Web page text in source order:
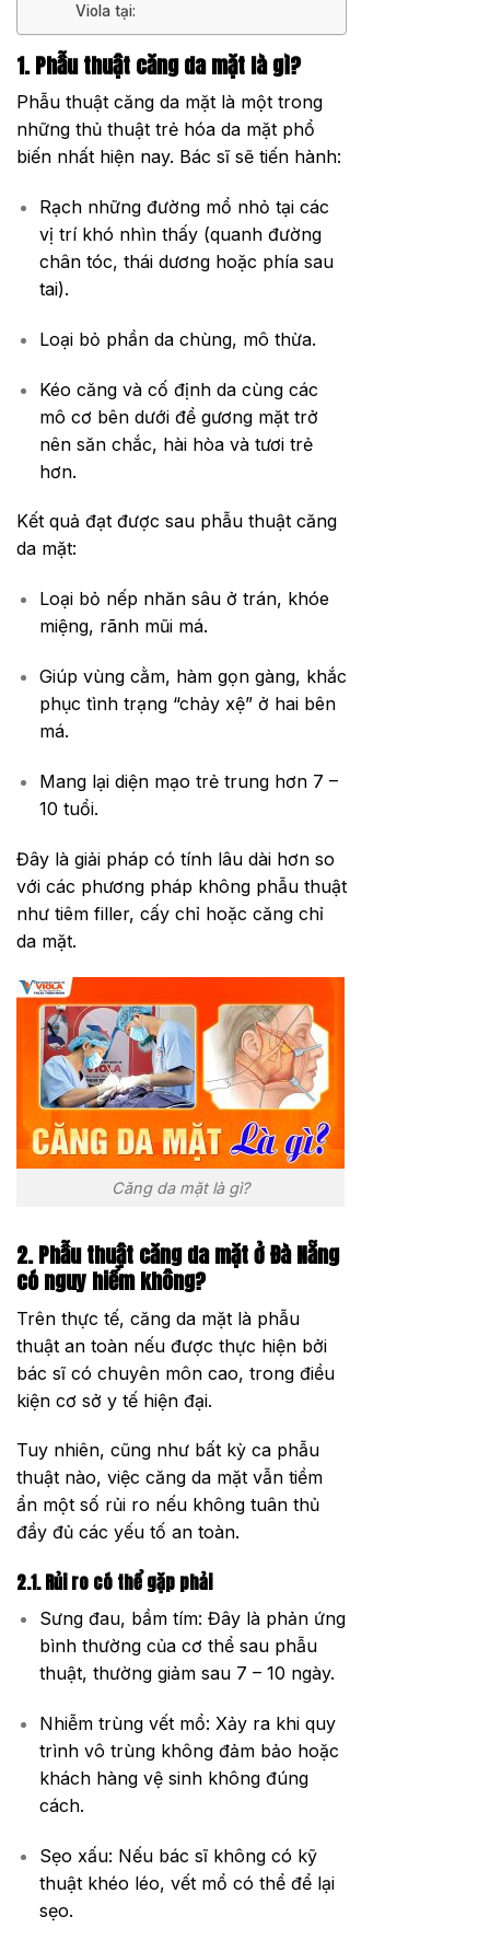
Viola tại:
1. Phẫu thuật căng da mặt là gì?
Phẫu thuật căng da mặt là một trong
những thủ thuật trẻ hóa da mặt phổ
biến nhất hiện nay. Bác sĩ sẽ tiến hành:
Rạch những đường mổ nhỏ tại các
vị trí khó nhìn thấy (quanh đường
chân tóc, thái dương hoặc phía sau
tai).
Loại bỏ phần da chùng, mô thừa.
Kéo căng và cố định da cùng các
mô cơ bên dưới để gương mặt trở
nên săn chắc, hài hòa và tươi trẻ
hơn.
Kết quả đạt được sau phẫu thuật căng
da mặt:
Loại bỏ nếp nhăn sâu ở trán, khóe
miệng, rãnh mũi má.
Giúp vùng cằm, hàm gọn gàng, khắc
phục tình trạng “chảy xệ” ở hai bên
má.
Mang lại diện mạo trẻ trung hơn 7 –
10 tuổi.
Đây là giải pháp có tính lâu dài hơn so
với các phương pháp không phẫu thuật
như tiêm filler, cấy chỉ hoặc căng chỉ
da mặt.
Căng da mặt là gì?
2. Phẫu thuật căng da mặt ở Đà Nẵng
có nguy hiểm không?
Trên thực tế, căng da mặt là phẫu
thuật an toàn nếu được thực hiện bởi
bác sĩ có chuyên môn cao, trong điều
kiện cơ sở y tế hiện đại.
Tuy nhiên, cũng như bất kỳ ca phẫu
thuật nào, việc căng da mặt vẫn tiềm
ẩn một số rủi ro nếu không tuân thủ
đầy đủ các yếu tố an toàn.
2.1. Rủi ro có thể gặp phải
Sưng đau, bầm tím: Đây là phản ứng
bình thường của cơ thể sau phẫu
thuật, thường giảm sau 7 – 10 ngày.
Nhiễm trùng vết mổ: Xảy ra khi quy
trình vô trùng không đảm bảo hoặc
khách hàng vệ sinh không đúng
cách.
Sẹo xấu: Nếu bác sĩ không có kỹ
thuật khéo léo, vết mổ có thể để lại
sẹo.